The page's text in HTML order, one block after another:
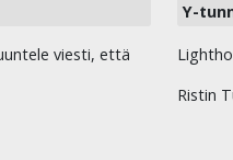
viesti, että
Y-
Ristin